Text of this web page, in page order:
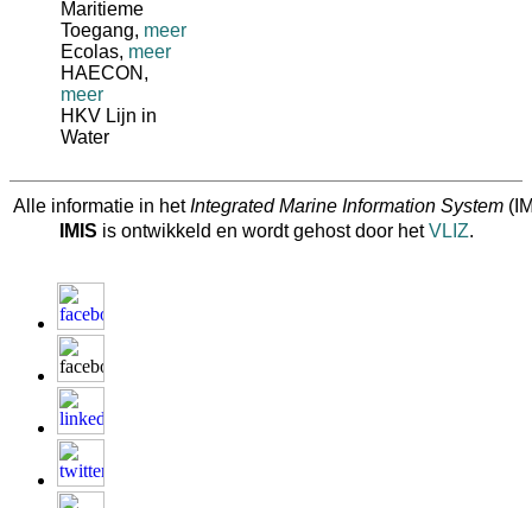
Maritieme
Toegang, meer
Ecolas, meer
HAECON ,
meer
HKV Lijn in
Water
Alle informatie in hetIntegrated Marine Information System
IMIS is ontwikkeld en wordt gehost door hetVLIZ.